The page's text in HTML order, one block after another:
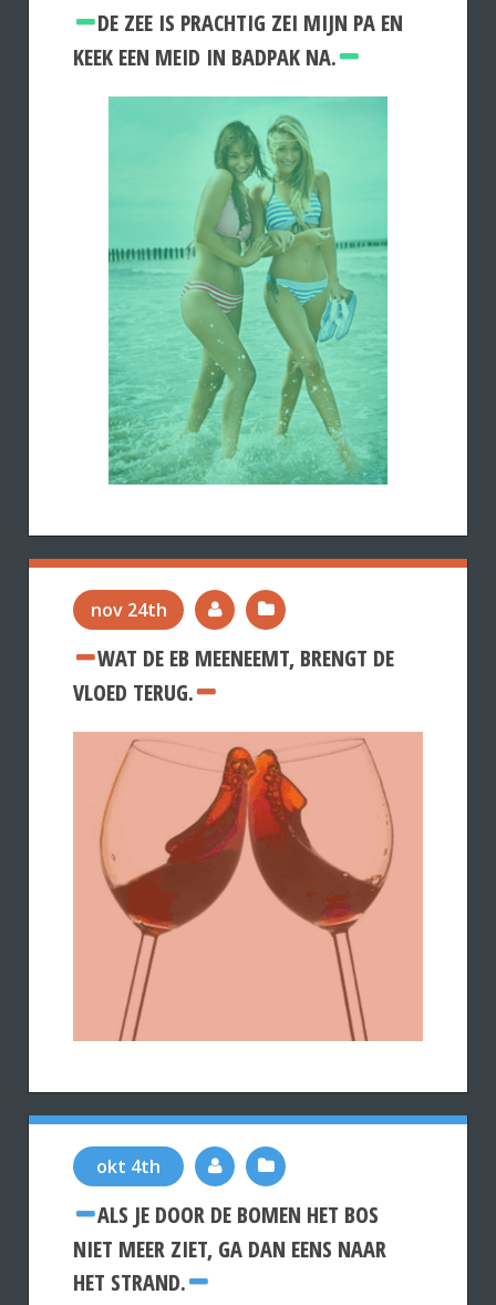
DE ZEE IS PRACHTIG ZEI MIJN PA EN
KEEK EEN MEID IN BADPAK NA.
nov 24th
WAT DE EB MEENEEMT, BRENGT DE
VLOED TERUG.
okt 4th
ALS JE DOOR DE BOMEN HET BOS
NIET MEER ZIET, GA DAN EENS NAAR
HET STRAND.